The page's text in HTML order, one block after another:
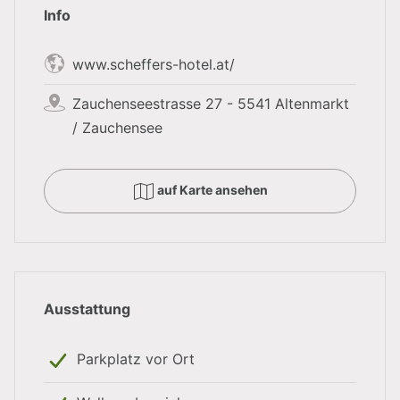
Personen und sind mit einer umfangreichen
ideale Ausgangspunkt für Incentives und Outdoor
Aktivitäten im Salzburger Land.
Auch für größere Veranstaltungen gibt es in der Nähe
Personen.
Info
www.scheffers-hotel.at/
Zauchenseestrasse 27 - 5541 Altenmarkt
/ Zauchensee
auf Karte ansehen
Ausstattung
Parkplatz vor Ort